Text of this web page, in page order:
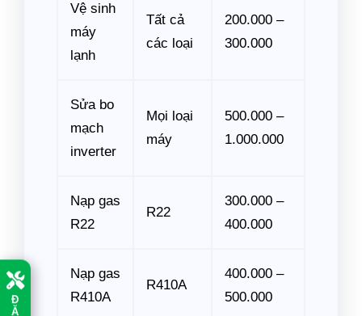
Đ
Ặ
Vệ sinh
máy
lạnh
Tất cả
các loại
200.000 –
300.000
Sửa bo
mạch
inverter
Mọi loại
máy
500.000 –
1.000.000
Nạp gas
R22
R22
300.000 –
400.000
Nạp gas
R410A
R410A
400.000 –
500.000